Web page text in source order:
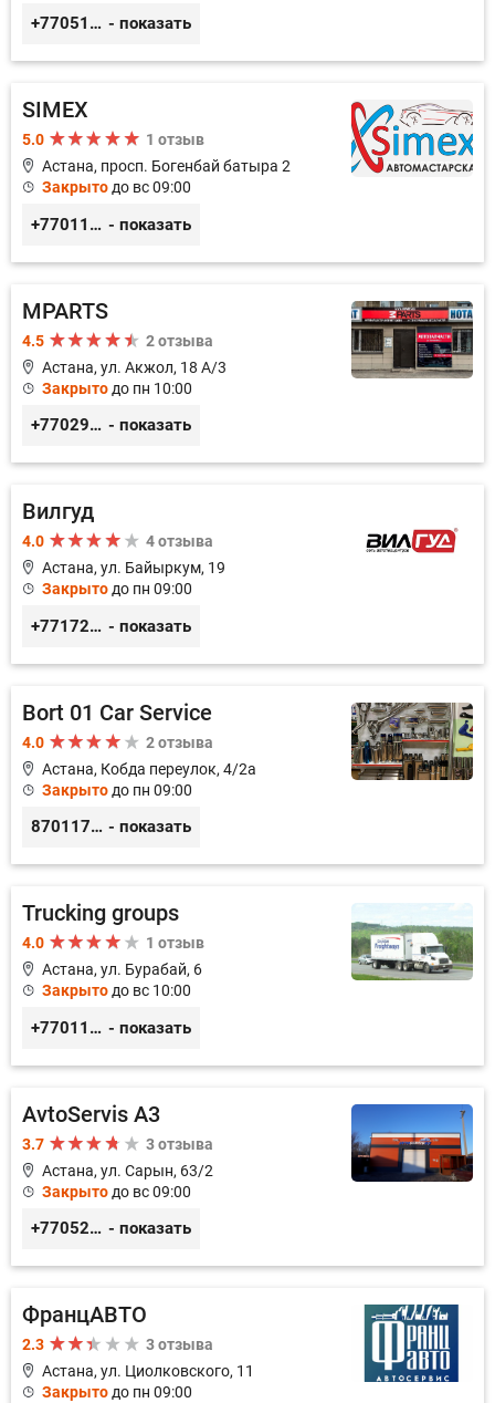
+77051092269 - показать
SIMEX
5.0
1 отзыв
Астана, просп. Богенбай батыра 2
Закрыто до вс 09:00
+77011248780 - показать
MPARTS
4.5
2 отзыва
Астана, ул. Акжол, 18 А/3
Закрыто до пн 10:00
+77029352979 - показать
Вилгуд
4.0
4 отзыва
Астана, ул. Байыркум, 19
Закрыто до пн 09:00
+77172978380 - показать
Bort 01 Car Service
4.0
2 отзыва
Астана, Кобда переулок, 4/2а
Закрыто до пн 09:00
87011754444 - показать
Trucking groups
4.0
1 отзыв
Астана, ул. Бурабай, 6
Закрыто до вс 10:00
+77011245925 - показать
AvtoServis A3
3.7
3 отзыва
Астана, ул. Сарын, 63/2
Закрыто до вс 09:00
+77052327760 - показать
ФранцАВТО
2.3
3 отзыва
Астана, ул. Циолковского, 11
Закрытодо пн 09:00